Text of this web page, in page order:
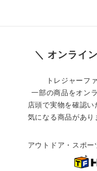
＼ オンライ
トレジャーフ
一部の商品をオン
店頭で実物を確認い
気になる商品があり
アウトドア・スポ